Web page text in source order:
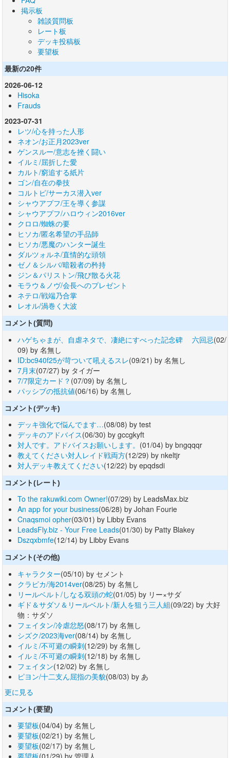
掲示板
雑談質問板
レート板
デッキ投稿板
要望板
最新の20件
2026-06-12
Hisoka
Frauds
2023-07-31
レツ/心を持った人形
ネオン/お正月2023ver
ゲンスルー/意志を挫く闘い
イルミ/屈折した愛
カルト/窮追する紙片
ゴン/自在の拳技
コルトピ/サーカス潜入ver
シャウアプフ/王を導く参謀
シャウアプフ/ハロウィン2016ver
クロロ/蜘蛛の要
ヒソカ/匿名希望の手品師
ヒソカ/悪魔のハンター誕生
ダルツォルネ/直情的な頭領
ゼノ＆シルバ/暗殺者の矜持
ジン＆パリストン/飛び散る火花
モラウ＆ノヴ/会長へのプレゼント
ネテロ/戦端乃合掌
レオル/渦巻く大波
コメント(質問)
ハゲちゃまが、自虐ネタで、凄絶にすべった記念碑 六回忌(02/
09) by 名無し
ID:bc940f25が苛ついて吼えるスレ(09/21) by 名無し
7月末(07/27) by タイガー
7/7限定カード？ (07/09) by 名無し
パッシブの抵抗値(06/16) by 名無し
コメント(デッキ)
デッキ強化で悩んでます…(08/08) by test
デッキのアドバイス(06/30) by gccgkyft
対人です。アドバイスお願いします。 (01/04) by bngqqqr
教えてください対人レイド戦両方(12/29) by nkeltjr
対人デッキ教えてください(12/22) by epqdsdi
コメント(レート)
To the rakuwiki.com Owner!(07/29) by LeadsMax.biz
An app for your business(06/28) by Johan Fourie
Cnaqsmoi opher(03/01) by Libby Evans
LeadsFly.biz - Your Free Leads(01/30) by Patty Blakey
Dszqxbmfe(12/14) by Libby Evans
コメント(その他)
キャラクター(05/10) by セメント
クラピカ/海2014ver(08/25) by 名無し
リールベルト/しなる双頭の蛇(01/05) by リー×サダ
ギド＆サダソ＆リールベルト/新人を狙う三人組(09/22) by 大好
物：サダソ
フェイタン/冷虐忿怒(08/17) by 名無し
シズク/2023海ver(08/14) by 名無し
イルミ/不可避の瞬刺(12/29) by 名無し
イルミ/不可避の瞬刺(12/18) by 名無し
フェイタン(12/02) by 名無し
ピヨン/十二支ん屈指の美貌(08/03) by あ
更に見る
コメント(要望)
要望板(04/04) by 名無し
要望板(02/21) by 名無し
要望板(02/17) by 名無し
要望板(01/29) by 管理人